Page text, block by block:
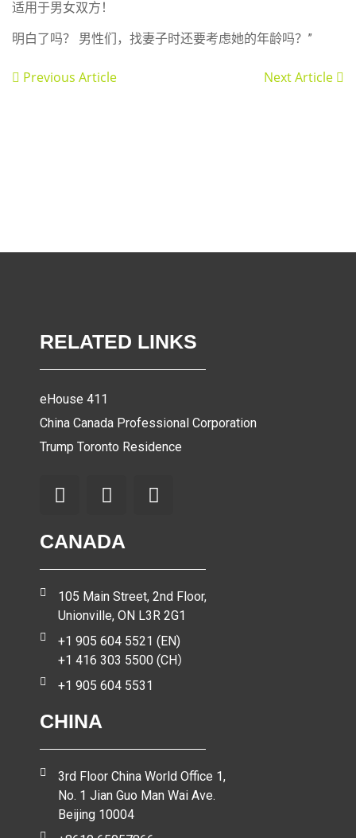
适用于男女双方！
明白了吗？ 男性们，找妻子时还要考虑她的年龄吗？”
Previous Article Next Article
RELATED LINKS
eHouse 411
China Canada Professional Corporation
Trump Toronto Residence
CANADA
105 Main Street, 2nd Floor,
Unionville, ON L3R 2G1
+1 905 604 5521 (EN)
+1 416 303 5500 (CH）
+1 905 604 5531
CHINA
3rd Floor China World Office 1,
No. 1 Jian Guo Man Wai Ave.
Beijing 10004